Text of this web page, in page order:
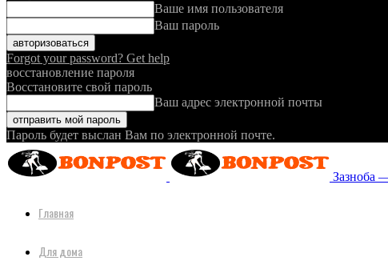
Ваше имя пользователя
Ваш пароль
Forgot your password? Get help
восстановление пароля
Восстановите свой пароль
Ваш адрес электронной почты
Пароль будет выслан Вам по электронной почте.
Зазноба
Главная
Для дома